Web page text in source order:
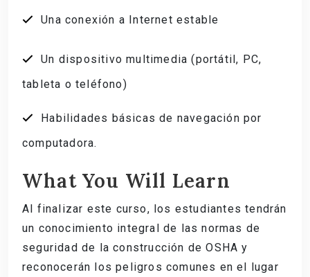
Una conexión a Internet estable
Un dispositivo multimedia (portátil, PC,
tableta o teléfono)
Habilidades básicas de navegación por
computadora.
What You Will Learn
Al finalizar este curso, los estudiantes tendrán
un conocimiento integral de las normas de
seguridad de la construcción de OSHA y
reconocerán los peligros comunes en el lugar